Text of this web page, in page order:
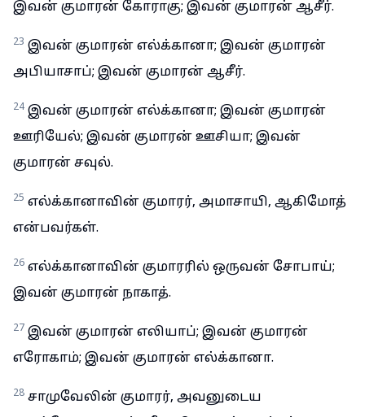
இவன் குமாரன் கோராகு; இவன் குமாரன் ஆசீர்.
23 இவன் குமாரன் எல்க்கானா; இவன் குமாரன்
அபியாசாப்; இவன் குமாரன் ஆசீர்.
24 இவன் குமாரன் எல்க்கானா; இவன் குமாரன்
ஊரியேல்; இவன் குமாரன் ஊசியா; இவன்
குமாரன் சவுல்.
25 எல்க்கானாவின் குமாரர், அமாசாயி, ஆகிமோத்
என்பவர்கள்.
26 எல்க்கானாவின் குமாரரில் ஒருவன் சோபாய்;
இவன் குமாரன் நாகாத்.
27 இவன் குமாரன் எலியாப்; இவன் குமாரன்
எரோகாம்; இவன் குமாரன் எல்க்கானா.
28 சாமுவேலின் குமாரர், அவனுடைய